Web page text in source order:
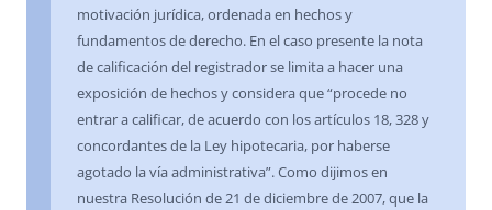
motivación jurídica, ordenada en hechos y
fundamentos de derecho. En el caso presente la nota
de calificación del registrador se limita a hacer una
exposición de hechos y considera que “procede no
entrar a calificar, de acuerdo con los artículos 18, 328 y
concordantes de la Ley hipotecaria, por haberse
agotado la vía administrativa”. Como dijimos en
nuestra Resolución de 21 de diciembre de 2007, que la